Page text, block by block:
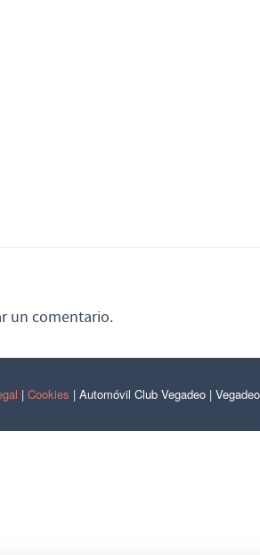
un comentario.
| Cookies | Automóvil Club Vegadeo |